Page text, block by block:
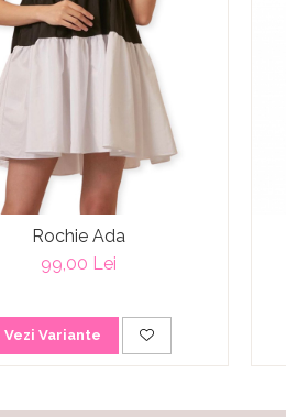
Rochie Ada
99,00 Lei
Vezi Variante